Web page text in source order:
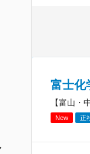
富士化
【富山
New 正